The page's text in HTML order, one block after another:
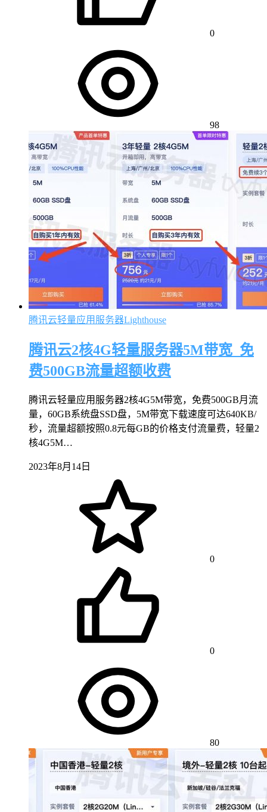
0
98
腾讯云轻量应用服务器Lighthouse
腾讯云2核4G轻量服务器5M带宽_免
费500GB流量超额收费
腾讯云轻量应用服务器2核4G5M带宽，免费500GB月流
量，60GB系统盘SSD盘，5M带宽下载速度可达640KB/
秒，流量超额按照0.8元每GB的价格支付流量费，轻量2
核4G5M…
2023年8月14日
0
0
80